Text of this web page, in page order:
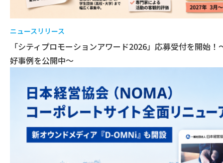
ニュースリリース
「シティプロモーションアワード2026」応募受付を開始
好事例を公開中～